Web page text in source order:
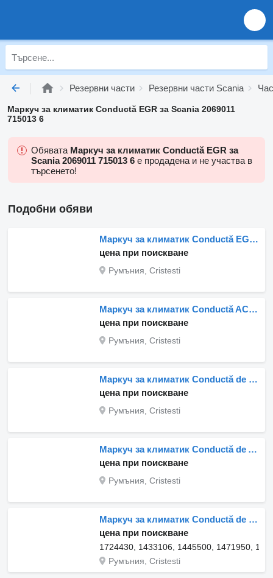
Резервни части Резервни части Scania
Маркуч за климатик Conductă EGR за Scania 2069011
715013 6
Обявата Маркуч за климатик Conductă EGR за
Scania 2069011 715013 6 е продадена и не участва в
търсенето!
Подобни обяви
Маркуч за климатик Conductă EGR за камион Scania 2069011 715013 6
цена при поискване
Румъния, Cristesti
Маркуч за климатик Conductă AC 1777165/1852056 за камион Scania Scania
цена при поискване
Румъния, Cristesti
Маркуч за климатик Conductă de admisie aer inferioară за камион Scania 1498976 / 1496691
цена при поискване
Румъния, Cristesti
Маркуч за климатик Conductă de Aspirare Ulei за камион Scania 1516531-13
цена при поискване
Румъния, Cristesti
Маркуч за климатик Conductă de ulei 1724430 за камион Scania 12706 182
цена при поискване
1724430, 1433106, 1445500, 1471950,
Румъния, Cristesti